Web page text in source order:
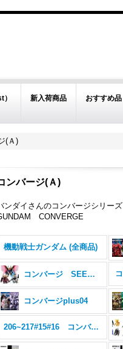
新入荷商品 おすすめ品
(Ａ)
ンバージ(Ａ)
ンダイさんのコンバージシリーズ
CONVERGE
機動戦士ガンダム (全商品)
コンバージ SEED DESTINY 3体セット
コンバージplus04
206~217#15#16 コンバージ